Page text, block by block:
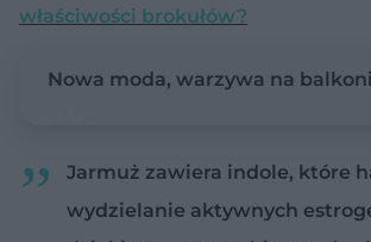
właściwości brokułów?
Nowa moda, warzywa na
Jarmuż zawiera indole, które
wydzielanie aktywnych